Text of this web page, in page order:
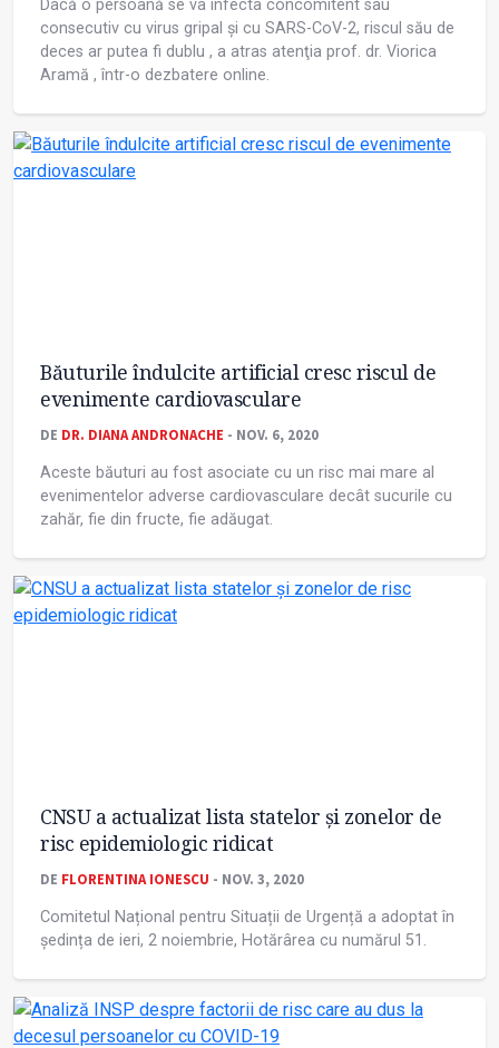
Dacă o persoană se va infecta concomitent sau
consecutiv cu virus gripal și cu SARS-CoV-2, riscul său de
deces ar putea fi dublu , a atras atenţia prof. dr. Viorica
Aramă , într-o dezbatere online.
Băuturile îndulcite artificial cresc riscul de
evenimente cardiovasculare
DE DR. DIANA ANDRONACHE - NOV. 6, 2020
Aceste băuturi au fost asociate cu un risc mai mare al
evenimentelor adverse cardiovasculare decât sucurile cu
zahăr, fie din fructe, fie adăugat.
CNSU a actualizat lista statelor și zonelor de
risc epidemiologic ridicat
DE FLORENTINA IONESCU - NOV. 3, 2020
Comitetul Național pentru Situații de Urgență a adoptat în
ședința de ieri, 2 noiembrie, Hotărârea cu numărul 51.